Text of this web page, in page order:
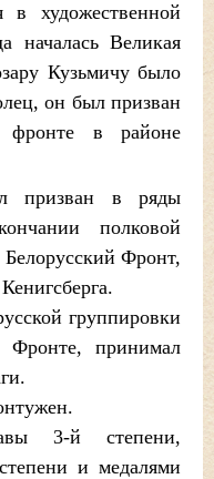
в художественной
началась Великая
Кузьмичу было
он был призван
фронте в районе
призван в ряды
полковой
Фронт,
группировки
Фронте, принимал
3-й степени,
и медалями